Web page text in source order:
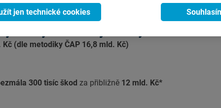
ČSOB Pojišťovny 2024 –
(dle metodiky ČAP 16,8 mld. Kč)
300 tisíc škod za přibližně 12 mld. Kč*
jen technické cookies